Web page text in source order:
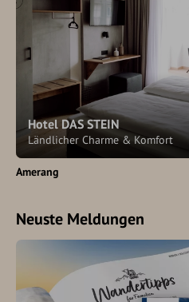
Hotel DAS STEIN
Ländlicher Charme & Komfort
Amerang
Neuste Meldungen